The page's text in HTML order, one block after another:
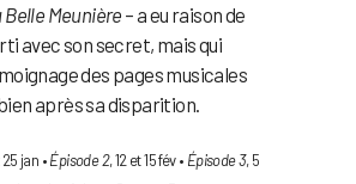
Belle Meunière – a eu raison de
avec son secret, mais qui
des pages musicales
après sa disparition.
jan •Épisode 2, 12 et 15 fév • Épisode 3, 5